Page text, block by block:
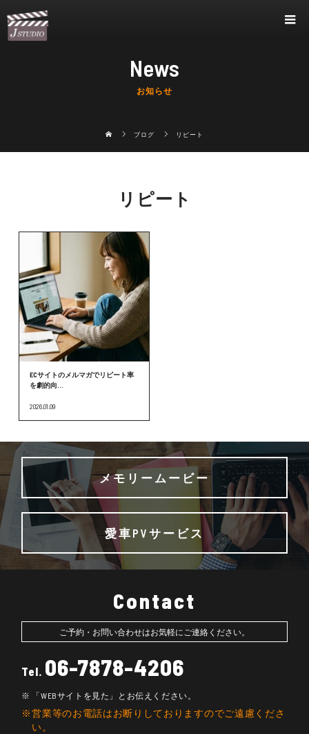
News
お知らせ
ブログ リピート
リピート
ECサイトのメルマガでリピート率
を劇的向...
2026.01.09
メモリームービー
愛車PVサービス
Contact
ご予約・お問い合わせはお気軽にご連絡ください。
Tel. 06-7878-4206
「WEBサイトを見た」とお伝えください。
営業等のお電話はお断りしておりますのでご遠慮くださ
い。